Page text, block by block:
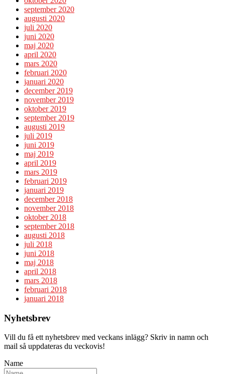
september 2020
augusti 2020
juli 2020
juni 2020
maj 2020
april 2020
mars 2020
februari 2020
januari 2020
december 2019
november 2019
oktober 2019
september 2019
augusti 2019
juli 2019
juni 2019
maj 2019
april 2019
mars 2019
februari 2019
januari 2019
december 2018
november 2018
oktober 2018
september 2018
augusti 2018
juli 2018
juni 2018
maj 2018
april 2018
mars 2018
februari 2018
januari 2018
Nyhetsbrev
Vill du få ett nyhetsbrev med veckans inlägg? Skriv in namn och
mail så uppdateras du veckovis!
Name